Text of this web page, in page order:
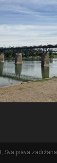
Sva prava zadržana